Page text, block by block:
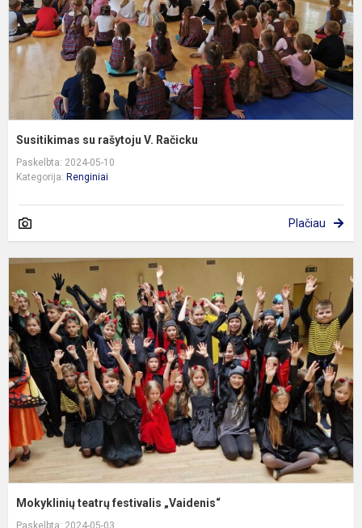
Susitikimas su rašytoju V. Račicku
Paskelbta: 2024-05-10
Kategorija: Renginiai
Plačiau
Mokyklinių teatrų festivalis „Vaidenis“